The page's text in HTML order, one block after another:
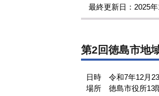
最終更新日：2025
第2回徳島市地
日時 令和7年12月
場所 徳島市役所13